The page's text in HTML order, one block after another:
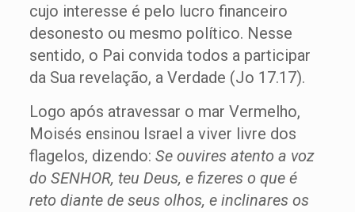
cujo interesse é pelo lucro financeiro
desonesto ou mesmo político. Nesse
sentido, o Pai convida todos a participar
da Sua revelação, a Verdade (Jo 17.17).
Logo após atravessar o mar Vermelho,
Moisés ensinou Israel a viver livre dos
flagelos, dizendo: Se ouvires atento a voz
do SENHOR, teu Deus, e fizeres o que é
reto diante de seus olhos, e inclinares os